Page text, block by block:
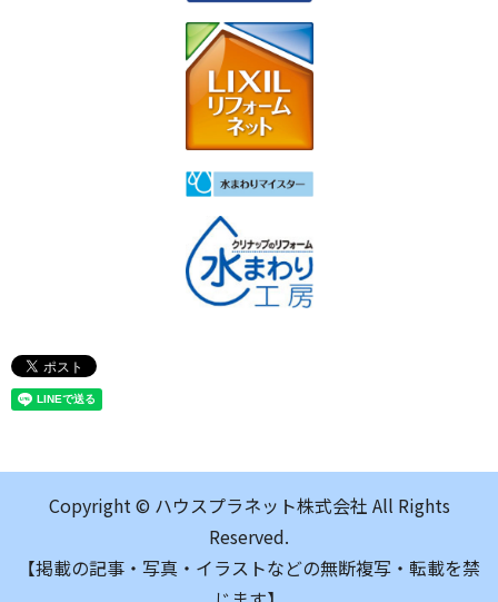
Copyright © ハウスプラネット株式会社 All Rights
Reserved.
【掲載の記事・写真・イラストなどの無断複写・転載を禁